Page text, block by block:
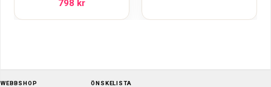
798 kr
WEBBSHOP
ÖNSKELISTA